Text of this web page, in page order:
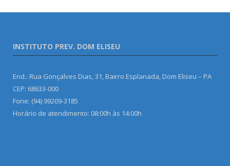
INSTITUTO PREV. DOM ELISEU
End.: Rua Gonçalves Dias, 31, Bairro Esplanada, Dom Eliseu – PA
CEP: 68633-000
Fone: (94) 99209-3185
Horário de atendimento: 08:00h às 14:00h